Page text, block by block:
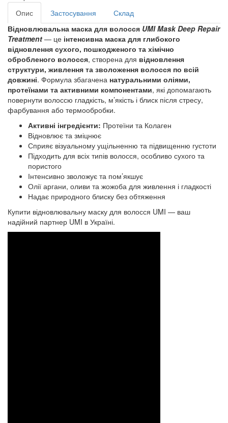
Опис Застосування
Склад
Відновлювальна маска для волосся UMI Mask Deep Repair
Treatment — це інтенсивна маска для глибокого
відновлення сухого, пошкодженого та хімічно
обробленого волосся, створена для відновлення
структури, живлення та зволоження волосся по всій
довжині. Формула збагачена натуральними оліями,
протеїнами та активними компонентами, які допомагають
повернути волоссю гладкість, м’якість і блиск після стресу,
фарбування або термообробки.
Активні інгредієнти: Протеїни та Колаген
Відновлює та зміцнює
Сприяє візуальному ущільненню та підвищенню густоти
Підходить для всіх типів волосся, особливо сухого та
пористого
Інтенсивно зволожує та пом’якшує
Олії аргани, оливи та жожоба для живлення і гладкості
Надає природного блиску без обтяження
Купити відновлювальну маску для волосся UMI — ваш
надійний партнер UMI в Україні.